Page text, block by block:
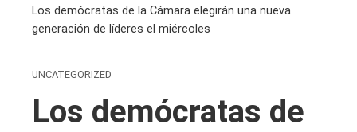
Los demócratas de la Cámara elegirán una nueva
generación de líderes el miércoles
UNCATEGORIZED
Los demócratas de